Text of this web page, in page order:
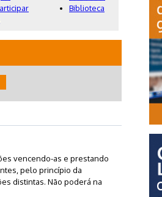
Biblioteca
vencendo-as e prestando
pelo princípio da
distintas. Não poderá na